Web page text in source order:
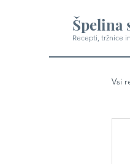
Špelina
Recepti, tržnice
Vsi